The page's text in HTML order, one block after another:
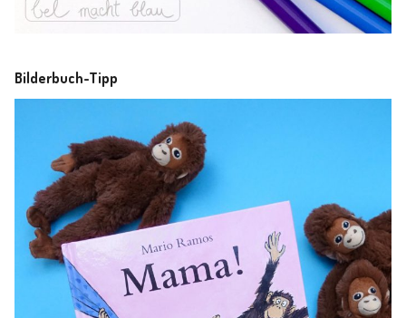
Bilderbuch-Tipp